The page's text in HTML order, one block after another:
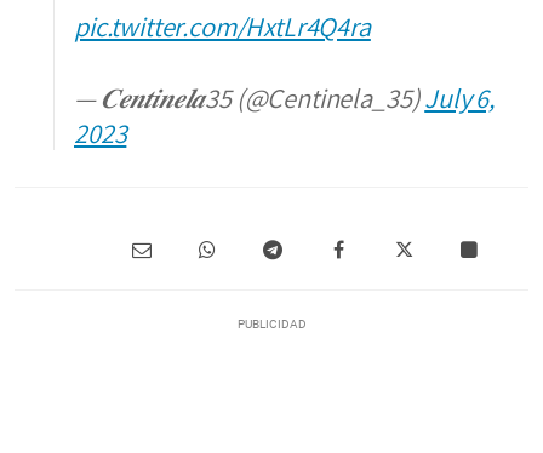
pic.twitter.com/HxtLr4Q4ra
— 𝑪𝒆𝒏𝒕𝒊𝒏𝒆𝒍𝒂35 (@Centinela_35)July 6,
2023